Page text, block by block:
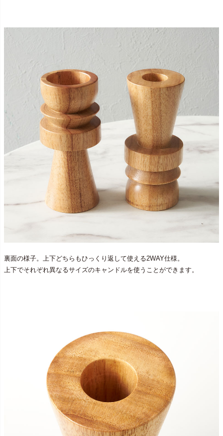
裏面の様子。上下どちらもひっくり返して使える2WAY仕様。
上下でそれぞれ異なるサイズのキャンドルを使うことができます。